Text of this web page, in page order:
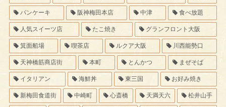
パンケーキ 阪神梅田本店 中津 食べ放題
人気スイーツ店 たこ焼き グランフロント大阪
箕面船場 喫茶店 ルクア大阪 川西能勢口
天神橋筋商店街 本町 とんかつ まぜそば
イタリアン 海鮮丼 東三国 お好み焼き
新梅田食道街 中崎町 心斎橋 天満天六 松井山手